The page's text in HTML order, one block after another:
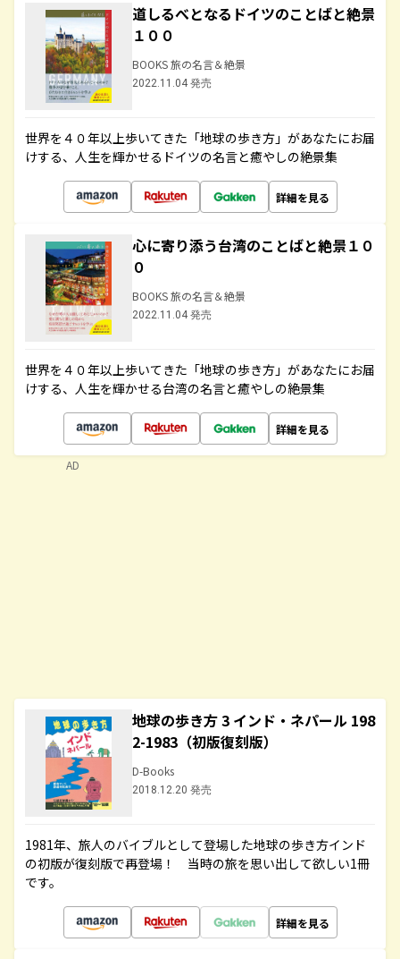
道しるべとなるドイツのことばと絶景
１００
BOOKS 旅の名言＆絶景
2022.11.04 発売
世界を４０年以上歩いてきた「地球の歩き方」があなたにお届
けする、人生を輝かせるドイツの名言と癒やしの絶景集
詳細を見る
心に寄り添う台湾のことばと絶景１０
０
BOOKS 旅の名言＆絶景
2022.11.04 発売
世界を４０年以上歩いてきた「地球の歩き方」があなたにお届
けする、人生を輝かせる台湾の名言と癒やしの絶景集
詳細を見る
地球の歩き方 3 インド・ネパール 198
2-1983（初版復刻版）
D-Books
2018.12.20 発売
1981年、旅人のバイブルとして登場した地球の歩き方インド
の初版が復刻版で再登場！ 当時の旅を思い出して欲しい1冊
です。
詳細を見る
AD